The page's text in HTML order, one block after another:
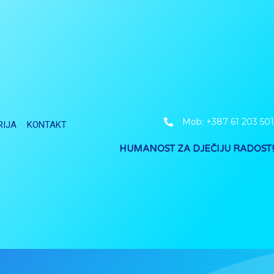
KONTAKT Mob: +387 61 203 501
HUMANOST ZA DJEČIJU RADOST!